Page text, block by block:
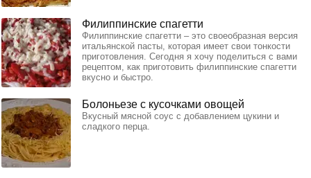
Филиппинские спагетти
Филиппинские спагетти – это своеобразная версия
итальянской пасты, которая имеет свои тонкости
приготовления. Сегодня я хочу поделиться с вами
рецептом, как приготовить филиппинские спагетти
вкусно и быстро.
Болоньезе с кусочками овощей
Вкусный мясной соус с добавлением цукини и
сладкого перца.